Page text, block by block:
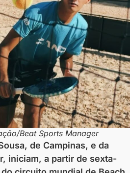
Beat Sports Manager
de Campinas, e da
iniciam, a partir de sexta-